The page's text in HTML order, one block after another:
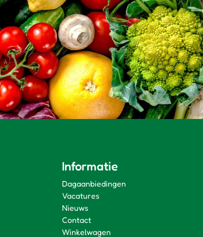
Informatie
Dagaanbiedingen
Vacatures
Nieuws
Contact
Winkelwagen